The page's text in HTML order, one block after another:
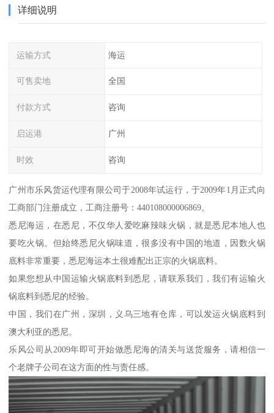
详细说明
运输方式 海运
可售卖地 全国
付款方式 咨询
启运港 广州
时效 咨询
广州市乐风货运代理有限公司于2008年试运行，于2009年1月正式向
工商部门注册成立，工商注册号：440108000006869。
悉尼海运，在悉尼，不仅华人爱吃麻辣味火锅，就是悉尼本地人也
要吃火锅。但始终悉尼火锅味道，很多没有中国的地道，因数火锅
底料非常重要，悉尼海运本土很难配出正宗的火锅底料。
如果您想从中国运输火锅底料到悉尼，请联系我们，我们有运输火
锅底料到悉尼的经验。
中国，我们在广州，深圳，义乌三地有仓库，可以发运火锅底料到
澳大利亚的悉尼。
乐风公司从2009年即可开始做悉尼海的清关与送货服务，请相信一
个老牌子公司在这方面的性与责任感。